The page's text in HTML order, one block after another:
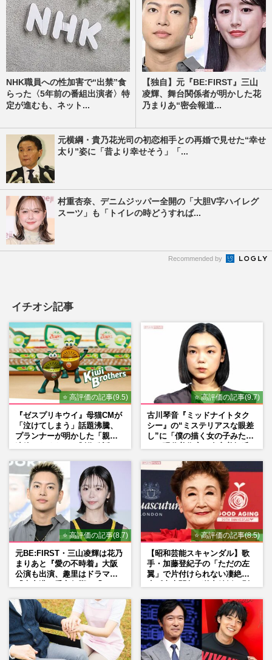
NHK職員への性加害で“出禁”食
らった〈5年前の番組出演者〉特
定が進むも、ネット...
【独自】元『BE:FIRST』三山
凌輝、舞台関係者が明かした花
乃まりあ“密会報道...
元横綱・貴乃花光司の初恋相手との再婚で見せた“幸せ
太り”姿に「昔より幸せそう」「...
村重杏奈、デニムジッパー全開の「大胆V字ハイレグ
スーツ」も「トイレの時どうすれば...
Recommended by
イチオシ記事
⭐ 高評価の記事(9.5)
『ゼスプリキウイ』母猫CMが
「泣けてしまう」話題沸騰、
プランナーが明かした「親に
⭐ 高評価の記事(9.7)
古川琴音『ミッドナイトタク
シー』の“ミステリアスな眼差
し”に「僕の描く女の子みた
⭐ 高評価の記事(8.7)
元BE:FIRST・三山凌輝は花乃
まりあと『愛の不時着』大阪
公演も出演、趣里はドラマ
⭐ 高評価の記事(8.5)
【昭和芸能スキャンダル】歌
手・加藤登紀子の「ただの左
翼」で片付けられない凄絶半